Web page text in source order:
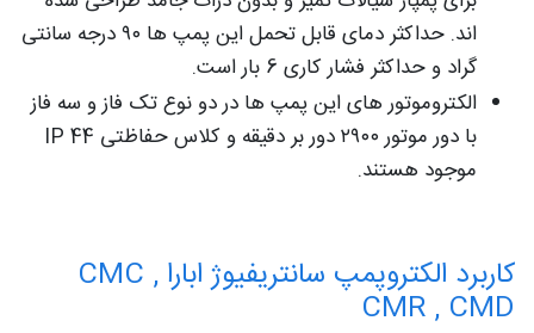
اند. حداکثر دمای قابل تحمل این پمپ ها ۹۰ درجه سانتی
گراد و حداکثر فشار کاری 6 بار است.
الکتروموتور های این پمپ ها در دو نوع تک فاز و سه فاز
با دور موتور ۲۹۰۰ دور بر دقیقه و کلاس حفاظتی IP 44
موجود هستند.
کاربرد الکتروپمپ سانتریفیوژ ابارا CMC ,
CMR , CMD